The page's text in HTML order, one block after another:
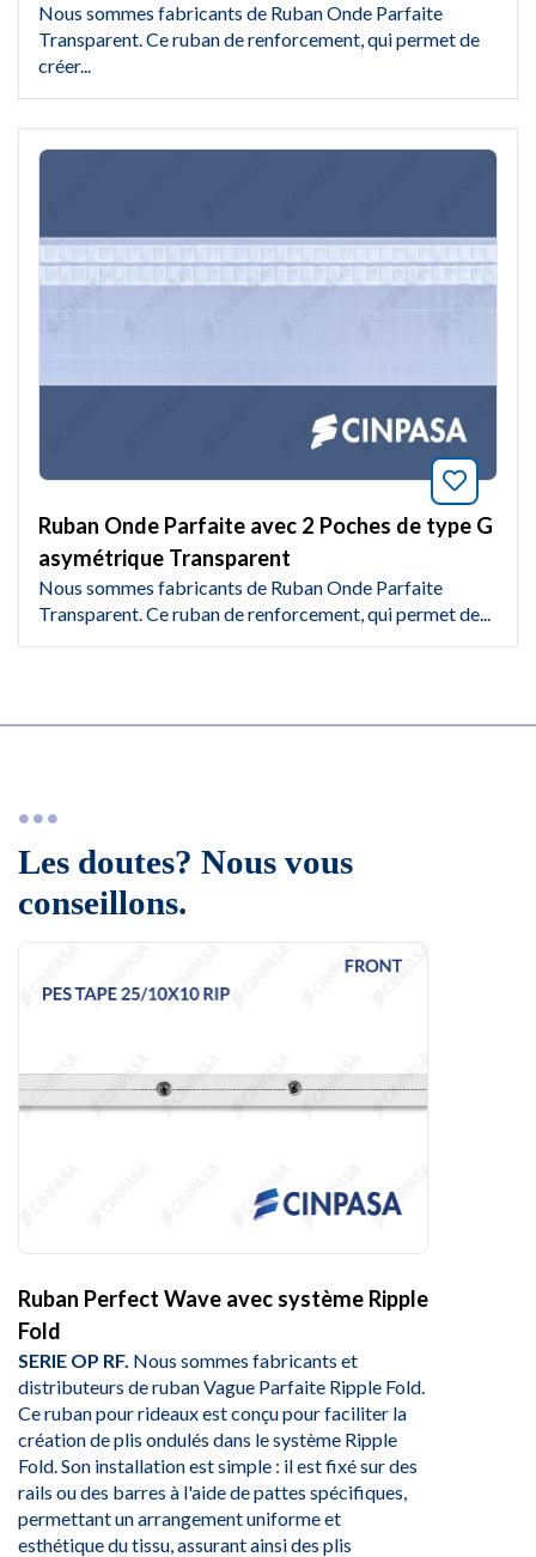
Nous sommes fabricants de Ruban Onde Parfaite
Transparent. Ce ruban de renforcement, qui permet de
créer...
Ruban Onde Parfaite avec 2 Poches de type G
asymétrique Transparent
Nous sommes fabricants de Ruban Onde Parfaite
Transparent. Ce ruban de renforcement, qui permet de...
Les doutes? Nous vous
conseillons.
Ruban Perfect Wave avec système Ripple
Fold
SERIE OP RF. Nous sommes fabricants et
distributeurs de ruban Vague Parfaite Ripple Fold.
Ce ruban pour rideaux est conçu pour faciliter la
création de plis ondulés dans le système Ripple
Fold. Son installation est simple : il est fixé sur des
rails ou des barres à l'aide de pattes spécifiques,
permettant un arrangement uniforme et
esthétique du tissu, assurant ainsi des plis